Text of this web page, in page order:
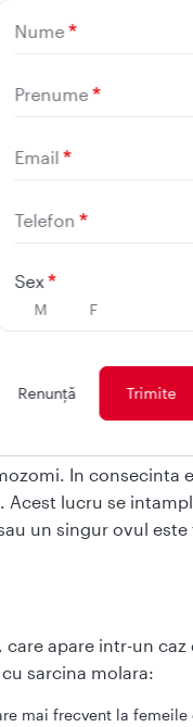
hipertensiune
20 de sarcina
la nivelul oului
de
tata, iar celalalt de
oului fertilizat
cromozomii de la
de la tata se duplica.
In consecinta
Acest lucru se
un singur ovul
apare intr-un caz
sarcina molara:
mai frecvent la femeile
Nume
Prenume
Email
Telefon
Sex
M F
Renunţă